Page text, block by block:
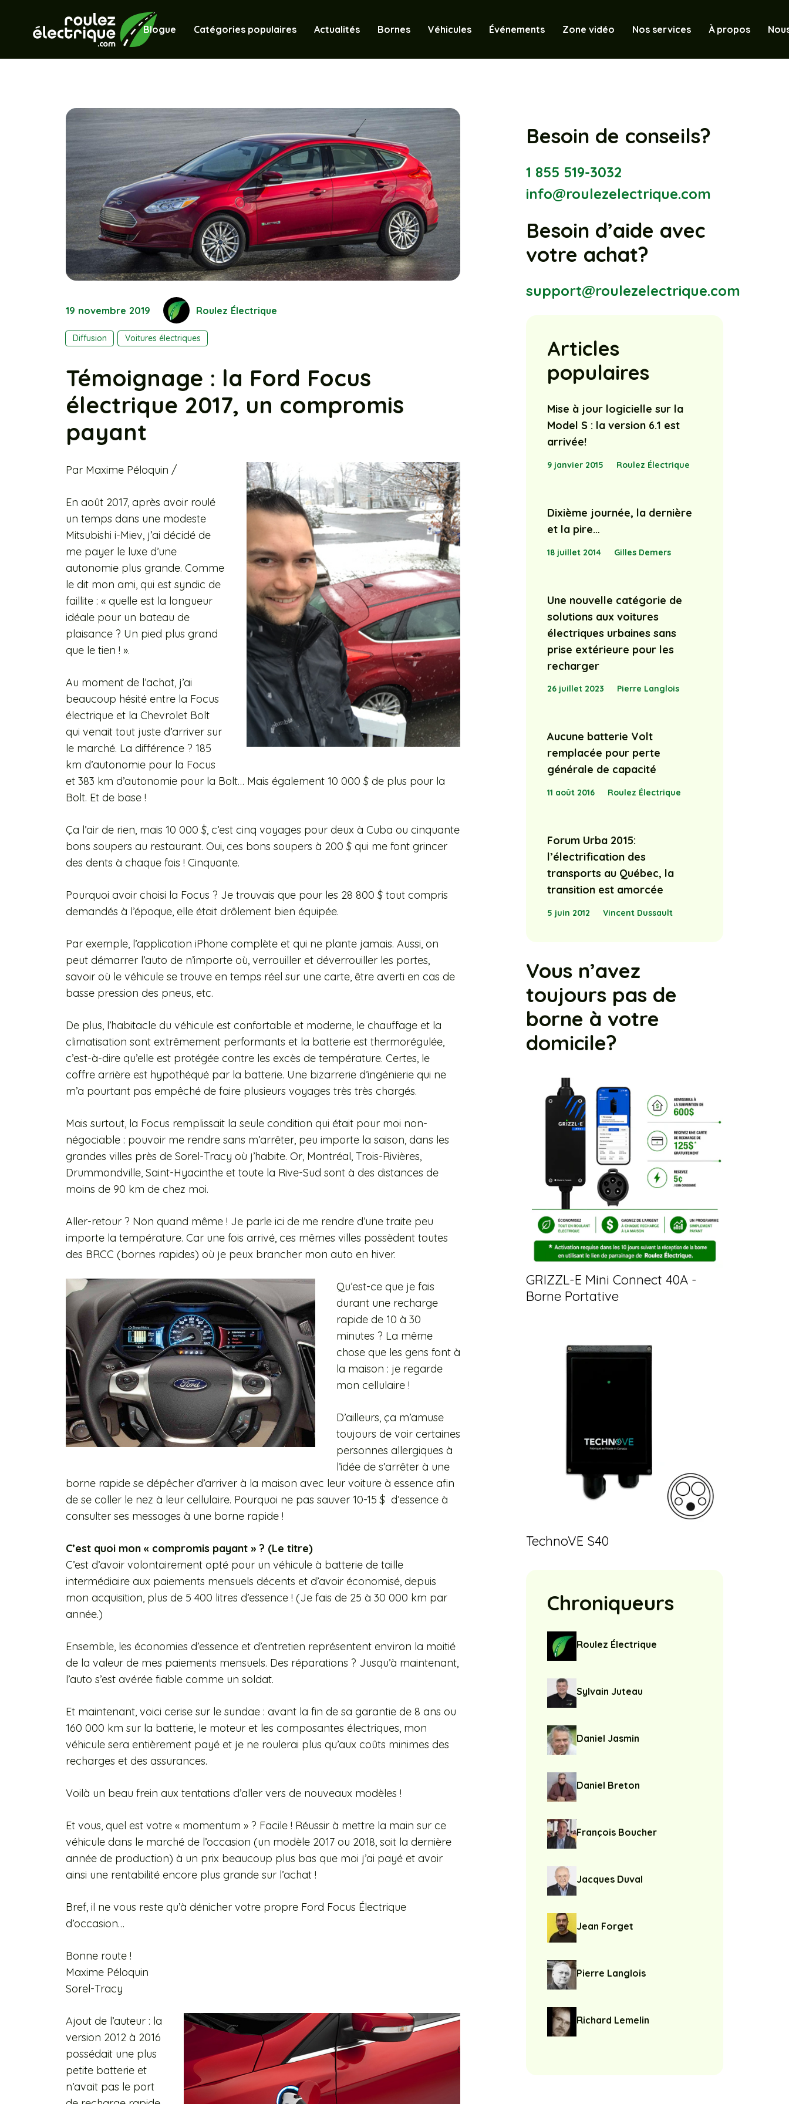
Blogue Catégories populaires Actualités Bornes Véhicules Événements Zone vidéo Nos services À propos
19 novembre 2019 Roulez Électrique
Diffusion Voitures électriques
Témoignage : la Ford Focus
électrique 2017, un compromis
payant
Par Maxime Péloquin /
En août 2017, après avoir roulé
un temps dans une modeste
Mitsubishi i-Miev, j’ai décidé de
me payer le luxe d’une
autonomie plus grande. Comme
le dit mon ami, qui est syndic de
faillite : « quelle est la longueur
idéale pour un bateau de
plaisance ? Un pied plus grand
que le tien ! ».
Au moment de l’achat, j’ai
beaucoup hésité entre la Focus
électrique et la Chevrolet Bolt
qui venait tout juste d’arriver sur
le marché. La différence ? 185
km d’autonomie pour la Focus
et 383 km d’autonomie pour la Bolt… Mais également 10 000 $ de plus pour la
Bolt. Et de base !
Ça l’air de rien, mais 10 000 $, c’est cinq voyages pour deux à Cuba ou cinquante
bons soupers au restaurant. Oui, ces bons soupers à 200 $ qui me font grincer
des dents à chaque fois ! Cinquante.
Pourquoi avoir choisi la Focus ? Je trouvais que pour les 28 800 $ tout compris
demandés à l’époque, elle était drôlement bien équipée.
Par exemple, l’application iPhone complète et qui ne plante jamais. Aussi, on
peut démarrer l’auto de n’importe où, verrouiller et déverrouiller les portes,
savoir où le véhicule se trouve en temps réel sur une carte, être averti en cas de
basse pression des pneus, etc.
De plus, l’habitacle du véhicule est confortable et moderne, le chauffage et la
climatisation sont extrêmement performants et la batterie est thermorégulée,
c’est-à-dire qu’elle est protégée contre les excès de température. Certes, le
coffre arrière est hypothéqué par la batterie. Une bizarrerie d’ingénierie qui ne
m’a pourtant pas empêché de faire plusieurs voyages très très chargés.
Mais surtout, la Focus remplissait la seule condition qui était pour moi non-
négociable : pouvoir me rendre sans m’arrêter, peu importe la saison, dans les
grandes villes près de Sorel-Tracy où j’habite. Or, Montréal, Trois-Rivières,
Drummondville, Saint-Hyacinthe et toute la Rive-Sud sont à des distances de
moins de 90 km de chez moi.
Aller-retour ? Non quand même ! Je parle ici de me rendre d’une traite peu
importe la température. Car une fois arrivé, ces mêmes villes possèdent toutes
des BRCC (bornes rapides) où je peux brancher mon auto en hiver.
Qu’est-ce que je fais
durant une recharge
rapide de 10 à 30
minutes ? La même
chose que les gens font à
la maison : je regarde
mon cellulaire !
D’ailleurs, ça m’amuse
toujours de voir certaines
personnes allergiques à
l’idée de s’arrêter à une
borne rapide se dépêcher d’arriver à la maison avec leur voiture à essence afin
de se coller le nez à leur cellulaire. Pourquoi ne pas sauver 10-15 $ d’essence à
consulter ses messages à une borne rapide !
C’est quoi mon « compromis payant » ? (Le titre)
C’est d’avoir volontairement opté pour un véhicule à batterie de taille
intermédiaire aux paiements mensuels décents et d’avoir économisé, depuis
mon acquisition, plus de 5 400 litres d’essence ! (Je fais de 25 à 30 000 km par
année.)
Ensemble, les économies d’essence et d’entretien représentent environ la moitié
de la valeur de mes paiements mensuels. Des réparations ? Jusqu’à maintenant,
l’auto s’est avérée fiable comme un soldat.
Et maintenant, voici cerise sur le sundae : avant la fin de sa garantie de 8 ans ou
160 000 km sur la batterie, le moteur et les composantes électriques, mon
véhicule sera entièrement payé et je ne roulerai plus qu’aux coûts minimes des
recharges et des assurances.
Voilà un beau frein aux tentations d’aller vers de nouveaux modèles !
Et vous, quel est votre « momentum » ? Facile ! Réussir à mettre la main sur ce
véhicule dans le marché de l’occasion (un modèle 2017 ou 2018, soit la dernière
année de production) à un prix beaucoup plus bas que moi j’ai payé et avoir
ainsi une rentabilité encore plus grande sur l’achat !
Bref, il ne vous reste qu’à dénicher votre propre Ford Focus Électrique
d’occasion…
Bonne route !
Maxime Péloquin
Sorel-Tracy
Ajout de l’auteur : la
version 2012 à 2016
possédait une plus
petite batterie et
n’avait pas le port
Besoin de conseils?
1 855 519-3032
info@roulezelectrique.com
Besoin d’aide avec
votre achat?
support@roulezelectrique.com
Articles
populaires
Mise à jour logicielle sur la
Model S : la version 6.1 est
arrivée!
9 janvier 2015 Roulez Électrique
Dixième journée, la dernière
et la pire…
18 juillet 2014 Gilles Demers
Une nouvelle catégorie de
solutions aux voitures
électriques urbaines sans
prise extérieure pour les
recharger
26 juillet 2023 Pierre Langlois
Aucune batterie Volt
remplacée pour perte
générale de capacité
11 août 2016 Roulez Électrique
Forum Urba 2015:
l’électrification des
transports au Québec, la
transition est amorcée
5 juin 2012 Vincent Dussault
Vous n’avez
toujours pas de
borne à votre
domicile?
GRIZZL-E Mini Connect 40A -
Borne Portative
TechnoVE S40
Chroniqueurs
Roulez Électrique
Sylvain Juteau
Daniel Jasmin
Daniel Breton
François Boucher
Jacques Duval
Jean Forget
Pierre Langlois
Richard Lemelin